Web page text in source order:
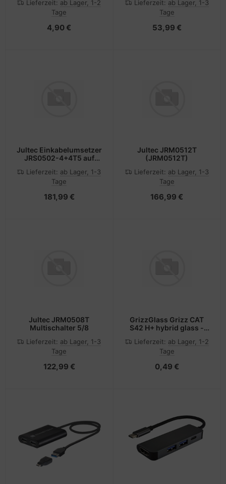
Lieferzeit: ab Lager, 1-2
Tage
4,90 €
DP 1.4 Multi Monitor
Splitter für Windows)
Lieferzeit: ab Lager, 1-3
Tage
53,99 €
Jultec Einkabelumsetzer
JRS0502-4+4T5 auf
Lieferzeit: ab Lager, 1-3
Tage
181,99 €
Jultec JRM0512T
(JRM0512T)
Lieferzeit: ab Lager, 1-3
Tage
166,99 €
Jultec JRM0508T
Multischalter 5/8
Lieferzeit: ab Lager, 1-3
Tage
122,99 €
GrizzGlass Grizz CAT
S42 H+ hybrid glass -
Lieferzeit: ab Lager, 1-2
Tage
0,49 €